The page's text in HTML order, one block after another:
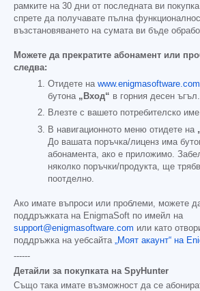
рамките на 30 дни от последната ви
спрете да получавате пълна
възстановяването на сумата ви бъде
Можете да прекратите абонамент или
следва:
Отидете на www.enigmasoftware.com
бутона „Вход“ в горния десен ъгъл.
Влезте с вашето потребителско
В навигационното меню отидете на
До вашата поръчка/лиценз има
абонамента, ако е приложимо.
няколко поръчки/продукта, ще
поотделно.
Ако имате въпроси или проблеми, можете
поддръжката на EnigmaSoft по имейл на
support@enigmasoftware.com или като
поддръжка на уебсайта
„Моят акаунт“ на
------
Детайли за покупката на SpyHunter
Също така имате възможност да се